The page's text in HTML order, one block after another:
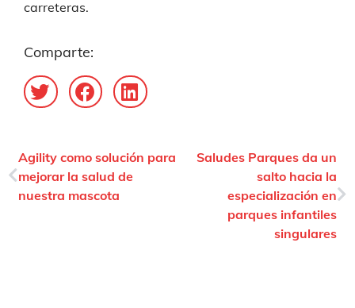
carreteras.
Comparte:
Agility como solución para
mejorar la salud de
nuestra mascota
Saludes Parques da un
salto hacia la
especialización en
parques infantiles
singulares